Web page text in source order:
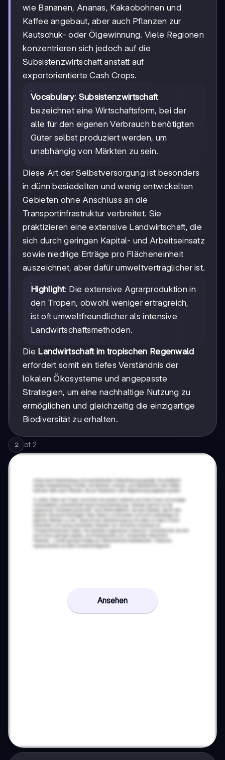
wie Bananen, Ananas, Kakaobohnen und
Kaffee angebaut, aber auch Pflanzen zur
Kautschuk- oder Ölgewinnung. Viele Regionen
konzentrieren sich jedoch auf die
Subsistenzwirtschaft anstatt auf
exportorientierte Cash Crops.
Vocabulary: Subsistenzwirtschaft
bezeichnet eine Wirtschaftsform, bei der
alle für den eigenen Verbrauch benötigten
Güter selbst produziert werden, um
unabhängig von Märkten zu sein.
Diese Art der Selbstversorgung ist besonders
in dünn besiedelten und wenig entwickelten
Gebieten ohne Anschluss an die
Transportinfrastruktur verbreitet. Sie
praktizieren eine extensive Landwirtschaft, die
sich durch geringen Kapital- und Arbeitseinsatz
sowie niedrige Erträge pro Flächeneinheit
auszeichnet, aber dafür umweltverträglicher ist.
Highlight: Die extensive Agrarproduktion in
den Tropen, obwohl weniger ertragreich,
ist oft umweltfreundlicher als intensive
Landwirtschaftsmethoden.
Die Landwirtschaft im tropischen Regenwald
erfordert somit ein tiefes Verständnis der
lokalen Ökosysteme und angepasste
Strategien, um eine nachhaltige Nutzung zu
ermöglichen und gleichzeitig die einzigartige
Biodiversität zu erhalten.
2 of 2
Ansehen